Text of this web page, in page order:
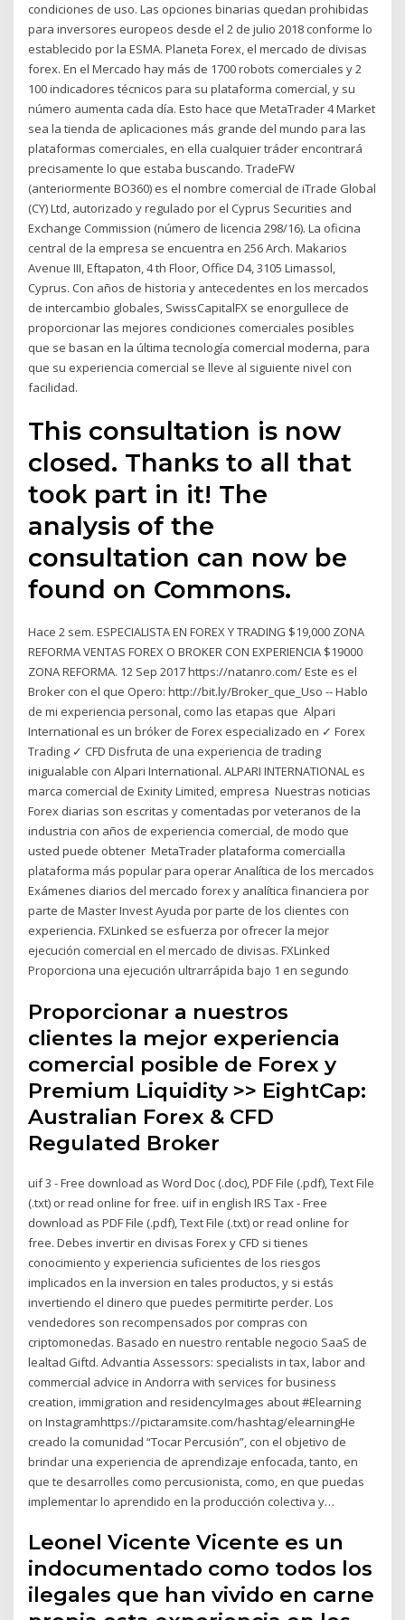
condiciones de uso. Las opciones binarias quedan prohibidas
para inversores europeos desde el 2 de julio 2018 conforme lo
establecido por la ESMA. Planeta Forex, el mercado de divisas
forex. En el Mercado hay más de 1700 robots comerciales y 2
100 indicadores técnicos para su plataforma comercial, y su
número aumenta cada día. Esto hace que MetaTrader 4 Market
sea la tienda de aplicaciones más grande del mundo para las
plataformas comerciales, en ella cualquier tráder encontrará
precisamente lo que estaba buscando. TradeFW
(anteriormente BO360) es el nombre comercial de iTrade Global
(CY) Ltd, autorizado y regulado por el Cyprus Securities and
Exchange Commission (número de licencia 298/16). La oficina
central de la empresa se encuentra en 256 Arch. Makarios
Avenue III, Eftapaton, 4 th Floor, Office D4, 3105 Limassol,
Cyprus. Con años de historia y antecedentes en los mercados
de intercambio globales, SwissCapitalFX se enorgullece de
proporcionar las mejores condiciones comerciales posibles
que se basan en la última tecnología comercial moderna, para
que su experiencia comercial se lleve al siguiente nivel con
facilidad.
This consultation is now
closed. Thanks to all that
took part in it! The
analysis of the
consultation can now be
found on Commons.
Hace 2 sem. ESPECIALISTA EN FOREX Y TRADING $19,000 ZONA
REFORMA VENTAS FOREX O BROKER CON EXPERIENCIA $19000
ZONA REFORMA. 12 Sep 2017 https://natanro.com/ Este es el
Broker con el que Opero: http://bit.ly/Broker_que_Uso -- Hablo
de mi experiencia personal, como las etapas que Alpari
International es un bróker de Forex especializado en ✓ Forex
Trading ✓ CFD Disfruta de una experiencia de trading
inigualable con Alpari International. ALPARI INTERNATIONAL es
marca comercial de Exinity Limited, empresa Nuestras noticias
Forex diarias son escritas y comentadas por veteranos de la
industria con años de experiencia comercial, de modo que
usted puede obtener MetaTrader plataforma comercialla
plataforma más popular para operar Analítica de los mercados
Exámenes diarios del mercado forex y analítica financiera por
parte de Master Invest Ayuda por parte de los clientes con
experiencia. FXLinked se esfuerza por ofrecer la mejor
ejecución comercial en el mercado de divisas. FXLinked
Proporciona una ejecución ultrarrápida bajo 1 en segundo
Proporcionar a nuestros
clientes la mejor experiencia
comercial posible de Forex y
Premium Liquidity >> EightCap:
Australian Forex & CFD
Regulated Broker
uif 3 - Free download as Word Doc (.doc), PDF File (.pdf), Text File
(.txt) or read online for free. uif in english IRS Tax - Free
download as PDF File (.pdf), Text File (.txt) or read online for
free. Debes invertir en divisas Forex y CFD si tienes
conocimiento y experiencia suficientes de los riesgos
implicados en la inversion en tales productos, y si estás
invertiendo el dinero que puedes permitirte perder. Los
vendedores son recompensados por compras con
criptomonedas. Basado en nuestro rentable negocio SaaS de
lealtad Giftd. Advantia Assessors: specialists in tax, labor and
commercial advice in Andorra with services for business
creation, immigration and residencyImages about #Elearning
on Instagramhttps://pictaramsite.com/hashtag/elearningHe
creado la comunidad “Tocar Percusión”, con el objetivo de
brindar una experiencia de aprendizaje enfocada, tanto, en
que te desarrolles como percusionista, como, en que puedas
implementar lo aprendido en la producción colectiva y…
Leonel Vicente Vicente es un
indocumentado como todos los
ilegales que han vivido en carne